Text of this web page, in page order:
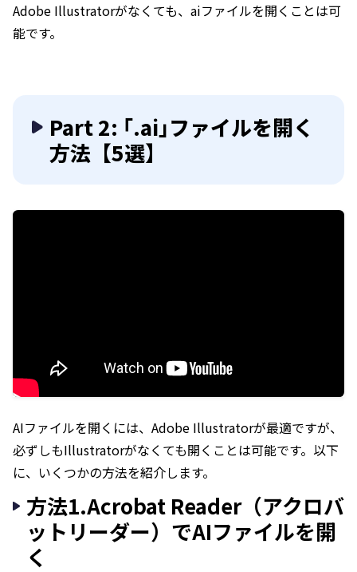
Adobe Illustratorがなくても、aiファイルを開くことは可
能です。
Part 2: ｢.ai｣ファイルを開く
方法【5選】
AIファイルを開くには、Adobe Illustratorが最適ですが、
必ずしもIllustratorがなくても開くことは可能です。以下
に、いくつかの方法を紹介します。
方法1.Acrobat Reader（アクロバ
ットリーダー）でAIファイルを開
く